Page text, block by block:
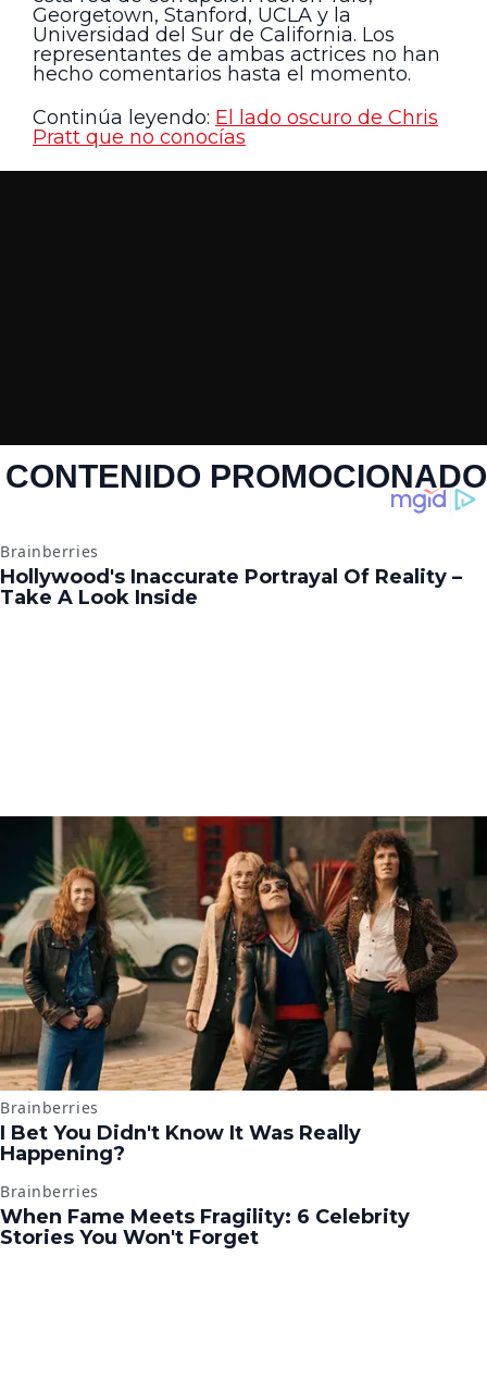
Georgetown, Stanford, UCLA y la
Universidad del Sur de California. Los
representantes de ambas actrices no han
hecho comentarios hasta el momento.
Continúa leyendo: El lado oscuro de Chris
Pratt que no conocías